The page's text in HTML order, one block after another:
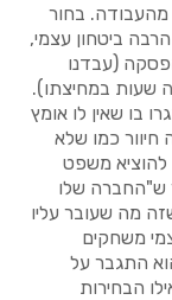
מהעבודה. בחור
ביטחון עצמי,
(עבדנו
שעות במחיצתו).
בו שאין לו אומץ
כמו שלא
להוציא משפט
שלו
מה שעובר עליו
משחקים
התגבר על
הבחירות